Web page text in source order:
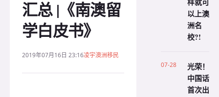
汇总 |《南澳留
学白皮书》
2019年07月16日 23:16凌宇澳洲移民
以上澳
洲名
校?!
07-28
光荣！
中国话
首次出